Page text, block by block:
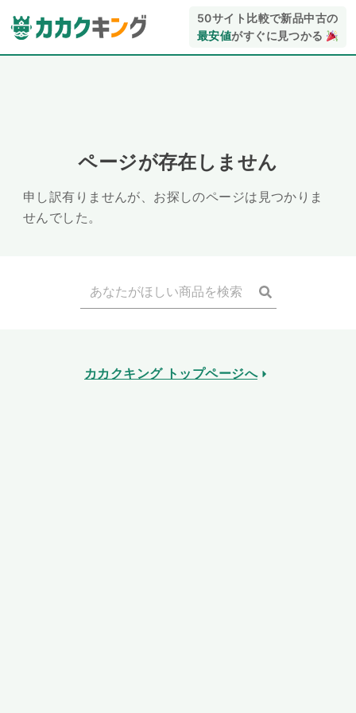
50サイト比較で新品中古の
最安値がすぐに見つかる
ページが存在しません
申し訳有りませんが、お探しのページは見つかりま
せんでした。
カカクキング トップページへ